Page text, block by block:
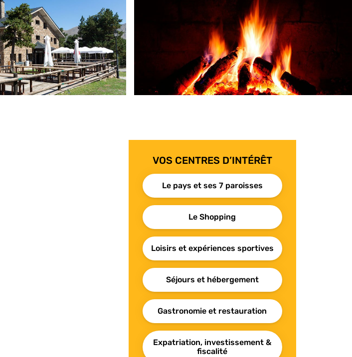
VOS CENTRES D’INTÉRÊT
Le pays et ses 7 paroisses
Le Shopping
Loisirs et expériences sportives
Séjours et hébergement
Gastronomie et restauration
Expatriation, investissement &
fiscalité